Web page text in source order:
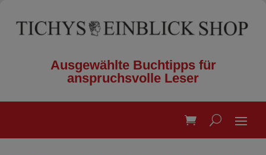
Ausgewählte Buchtipps für
anspruchsvolle Leser